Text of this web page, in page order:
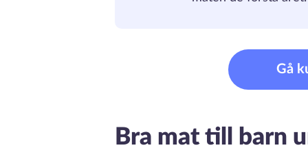
Gå
Bra mat till barn